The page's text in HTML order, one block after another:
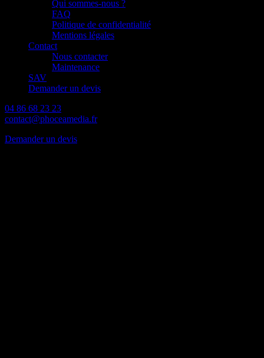
Qui sommes-nous ?
FAQ
Politique de confidentialité
Mentions légales
Contact
Nous contacter
Maintenance
SAV
Demander un devis
04 86 68 23 23
contact@phoceamedia.fr
Demander un devis